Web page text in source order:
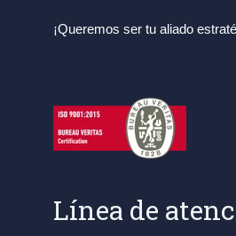
¡Queremos ser tu aliado
Línea de